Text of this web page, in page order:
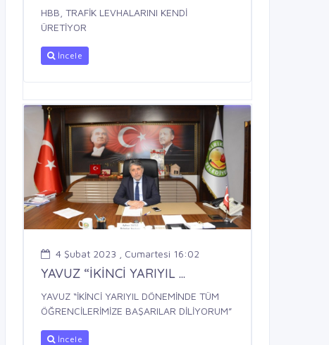
HBB, TRAFİK LEVHALARINI KENDİ
ÜRETİYOR
İncele
4 Şubat 2023 , Cumartesi 16:02
YAVUZ “İKİNCİ YARIYIL ...
YAVUZ “İKİNCİ YARIYIL DÖNEMİNDE TÜM
ÖĞRENCİLERİMİZE BAŞARILAR DİLİYORUM”
İncele